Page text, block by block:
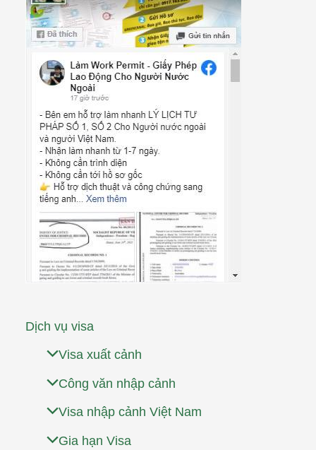
Dịch vụ visa
Visa xuất cảnh
Công văn nhập cảnh
Visa nhập cảnh Việt Nam
Gia hạn Visa